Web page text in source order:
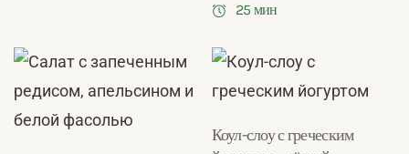
25 мин
Коул-слоу с греческим